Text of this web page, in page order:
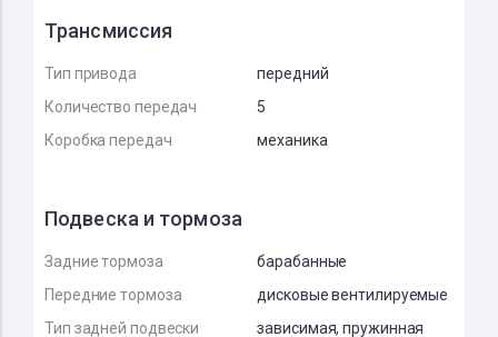
Трансмиссия
Тип привода
передний
Количество передач
5
Коробка передач
механика
Подвеска и тормоза
Задние тормоза
барабанные
Передние тормоза
дисковые вентилируемые
Тип задней подвески
зависимая, пружинная